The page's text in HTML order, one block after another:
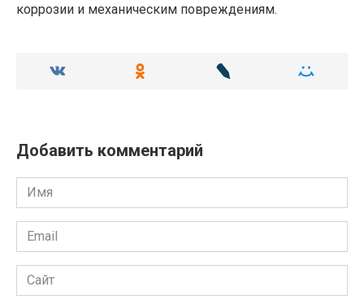
коррозии и механическим повреждениям.
Добавить комментарий
Имя
Email
Сайт